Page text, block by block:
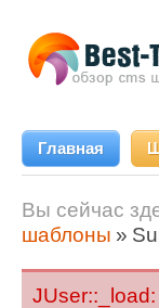
Главная
Вы сейчас
шаблоны »